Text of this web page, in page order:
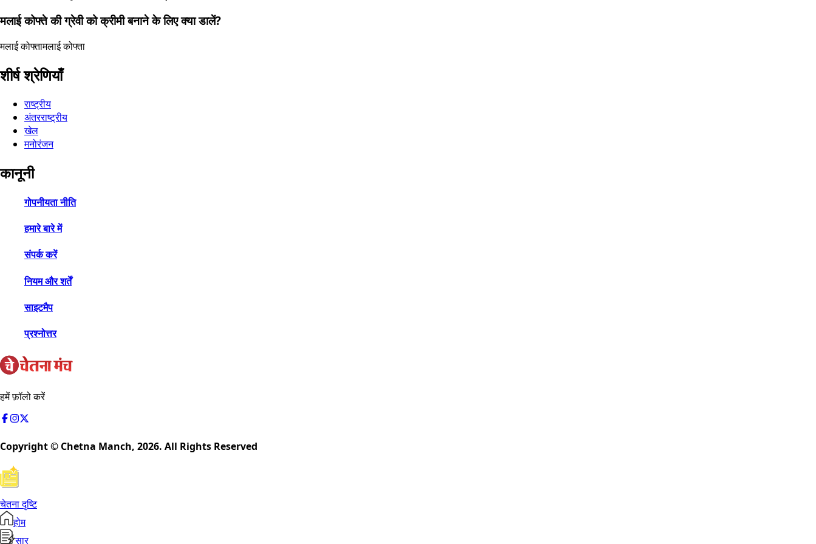
मलाई कोफ्ते की ग्रेवी को क्रीमी बनाने के लिए क्या डालें?
मलाई कोफ्तामलाई कोफ्ता
शीर्ष श्रेणियाँ
राष्ट्रीय
अंतरराष्ट्रीय
खेल
मनोरंजन
कानूनी
गोपनीयता नीति
हमारे बारे में
संपर्क करें
नियम और शर्तें
साइटमैप
प्रश्नोत्तर
हमें फ़ॉलो करें
Copyright © Chetna Manch, 2026. All Rights Reserved
चेतना दृष्टि
होम
सार